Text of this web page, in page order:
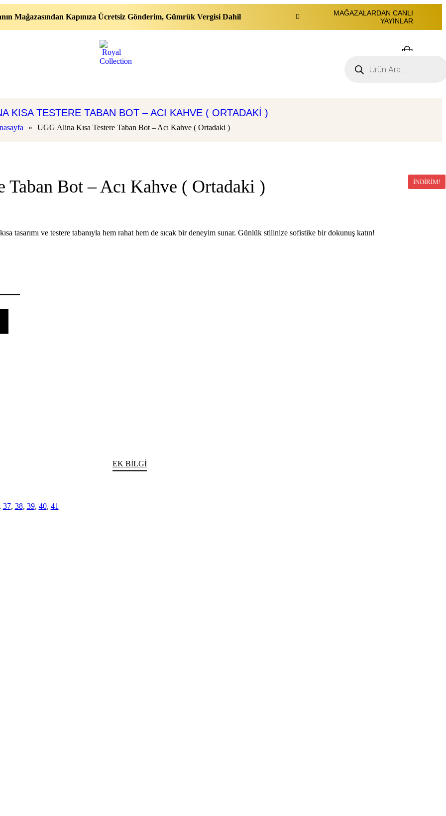
Mağazasından Kapınıza Ücretsiz Gönderim, Gümrük Vergisi Dahil
MAĞAZALARDAN CANLI
YAYINLAR
KISA TESTERE TABAN BOT – ACI KAHVE ( ORTADAKI )
» UGG Alina Kısa Testere Taban Bot – Acı Kahve ( Ortadaki )
İNDIRIM!
Taban Bot – Acı Kahve ( Ortadaki )
tasarımı ve testere tabanıyla hem rahat hem de sıcak bir deneyim sunar. Günlük stilinize sofistike bir dokunuş katın!
EK BILGI
37, 38, 39, 40, 41